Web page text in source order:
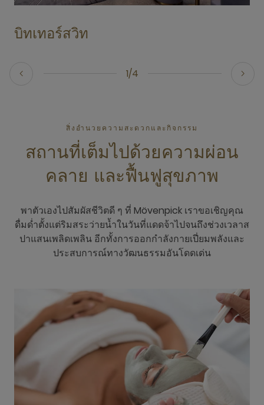
1/4
บิทเทอร์สวิท
สิ่งอำนวยความสะดวกและกิจกรรม
สถานที่เต็มไปด้วยความผ่อน
คลาย และฟื้นฟูสุขภาพ
พาตัวเองไปสัมผัสชีวิตดี ๆ ที่ Mövenpick เราขอเชิญคุณ
ดื่มด่ำตั้งแต่ริมสระว่ายน้ำในวันที่แดดจ้าไปจนถึงช่วงเวลาส
ปาแสนเพลิดเพลิน อีกทั้งการออกกำลังกายเปี่ยมพลังและ
ประสบการณ์ทางวัฒนธรรมอันโดดเด่น